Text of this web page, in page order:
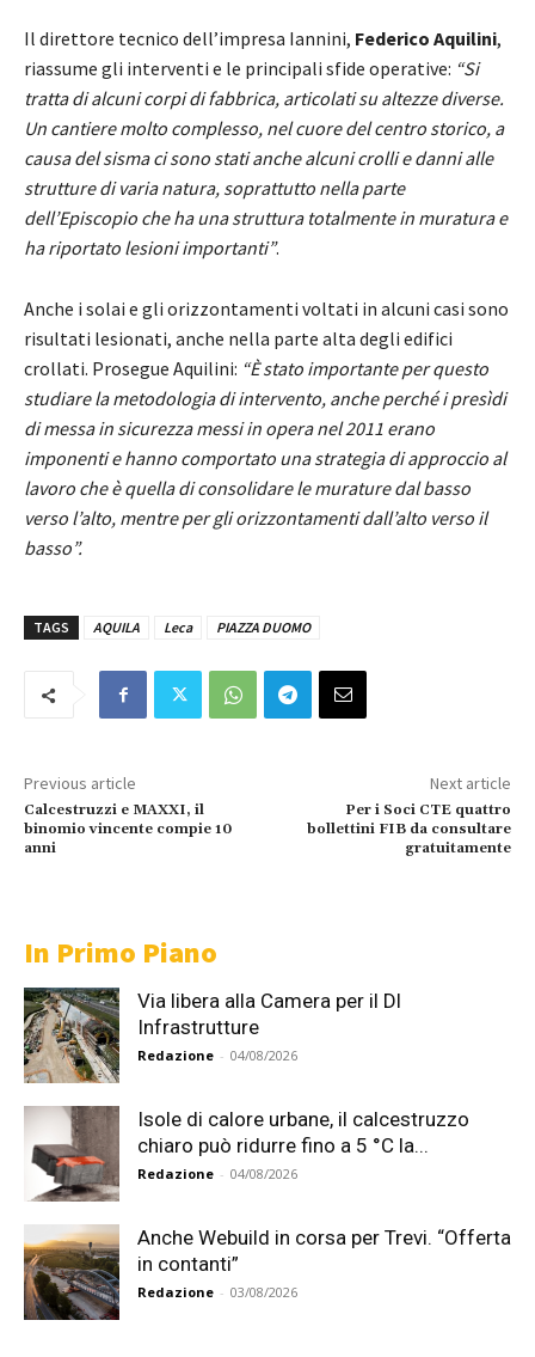
Il direttore tecnico dell’impresa Iannini, Federico Aquilini,
riassume gli interventi e le principali sfide operative: “Si
tratta di alcuni corpi di fabbrica, articolati su altezze diverse.
Un cantiere molto complesso, nel cuore del centro storico, a
causa del sisma ci sono stati anche alcuni crolli e danni alle
strutture di varia natura, soprattutto nella parte
dell’Episcopio che ha una struttura totalmente in muratura e
ha riportato lesioni importanti”.
Anche i solai e gli orizzontamenti voltati in alcuni casi sono
risultati lesionati, anche nella parte alta degli edifici
crollati. Prosegue Aquilini: “È stato importante per questo
studiare la metodologia di intervento, anche perché i presìdi
di messa in sicurezza messi in opera nel 2011 erano
imponenti e hanno comportato una strategia di approccio al
lavoro che è quella di consolidare le murature dal basso
verso l’alto, mentre per gli orizzontamenti dall’alto verso il
basso”.
TAGS AQUILA Leca PIAZZA DUOMO
Previous article
Calcestruzzi e MAXXI, il
binomio vincente compie 10
anni
Next article
Per i Soci CTE quattro
bollettini FIB da consultare
gratuitamente
In Primo Piano
Via libera alla Camera per il Dl
Infrastrutture
Redazione - 04/08/2026
Isole di calore urbane, il calcestruzzo
chiaro può ridurre fino a 5 °C la...
Redazione - 04/08/2026
Anche Webuild in corsa per Trevi. “Offerta
in contanti”
Redazione - 03/08/2026